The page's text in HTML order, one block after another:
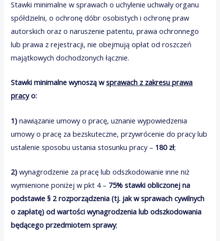
Stawki minimalne w sprawach o uchylenie uchwały organu
spółdzielni, o ochronę dóbr osobistych i ochronę praw
autorskich oraz o naruszenie patentu, prawa ochronnego
lub prawa z rejestracji, nie obejmują opłat od roszczeń
majątkowych dochodzonych łącznie.
Stawki minimalne wynoszą wsprawach z zakresu prawa
pracyo:
1) nawiązanie umowy o pracę, uznanie wypowiedzenia
umowy o pracę za bezskuteczne, przywrócenie do pracy lub
ustalenie sposobu ustania stosunku pracy – 180 zł;
2) wynagrodzenie za pracę lub odszkodowanie inne niż
wymienione poniżej w pkt 4 – 75% stawki obliczonej na
podstawie § 2 rozporządzenia (tj. jak w sprawach cywilnych
o zapłatę) od wartości wynagrodzenia lub odszkodowania
będącego przedmiotem sprawy;